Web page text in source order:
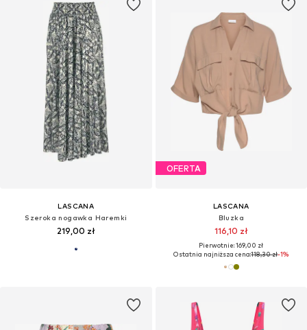
LASCANA
Szeroka nogawka Haremki
219,00 zł
OFERTA
LASCANA
Bluzka
116,10 zł
Pierwotnie: 169,00 zł
Ostatnia najniższa cena:118,30 zł-1%